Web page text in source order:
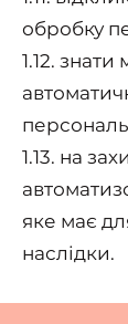
обробку
1.12. знати
1.13. на
яке має
наслідки.